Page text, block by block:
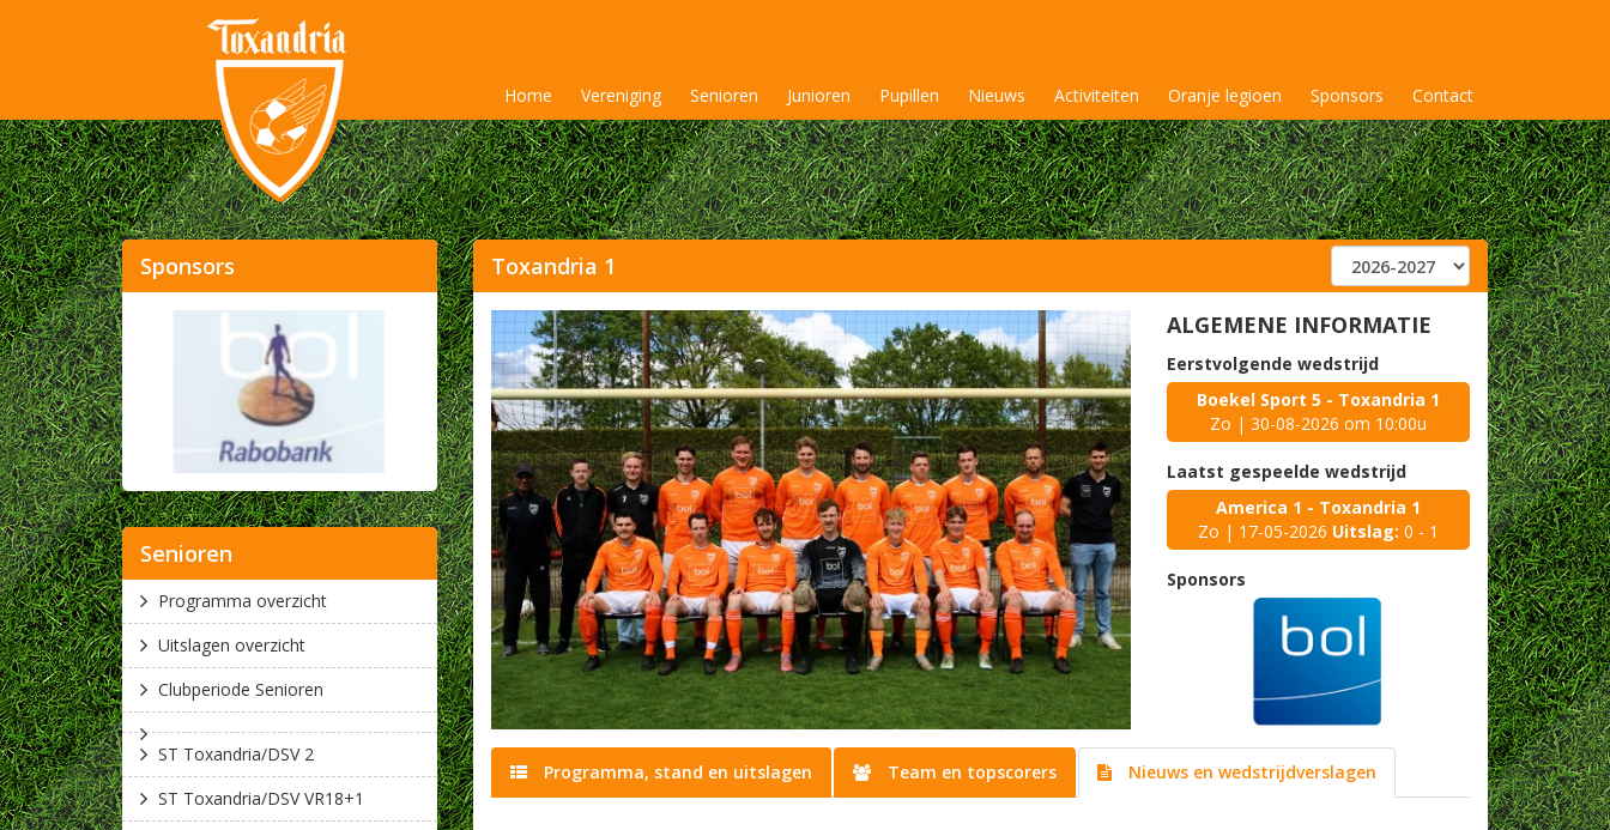
Home Vereniging Senioren Junioren Pupillen Nieuws Activiteiten Oranje legioen Sponsors Contact
Toxandria 1
ALGEMENE INFORMATIE
Eerstvolgende wedstrijd
Boekel Sport 5 - Toxandria 1
Zo | 30-08-2026 om 10:00u
Laatst gespeelde wedstrijd
America 1 - Toxandria 1
Zo | 17-05-2026 Uitslag: 0 - 1
Sponsors
Programma, stand en uitslagen Team en topscorers Nieuws en wedstrijdverslagen
Sponsors
Senioren
Programma overzicht
Uitslagen overzicht
Clubperiode Senioren
ST Toxandria/DSV 2
ST Toxandria/DSV VR18+1